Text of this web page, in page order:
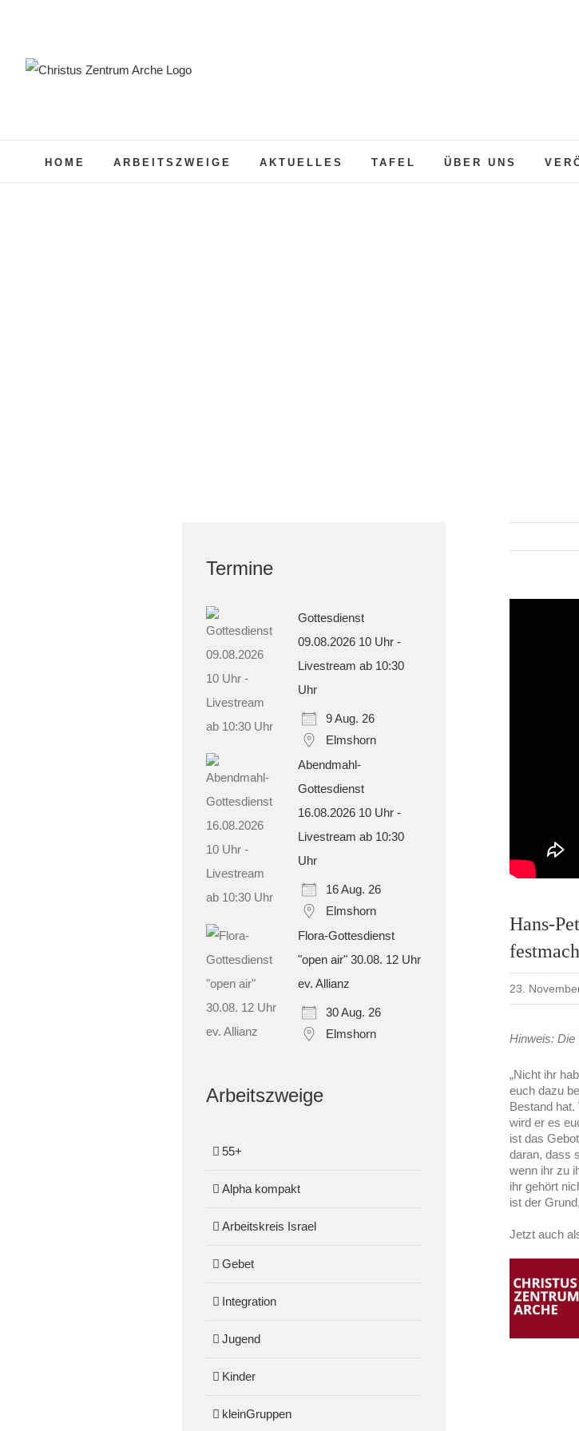
springen
HOME ARBEITSZWEIGE AKTUELLES TAFEL ÜBER UNS
Hans-
23.
Hinweis: Die
„Nicht ihr
euch dazu
Bestand
wird er es
ist das
daran, dass
wenn ihr zu
ihr gehört
ist der
Jetzt auch
Termine
Gottesdienst
09.08.2026 10 Uhr -
Livestream ab 10:30
Uhr
9 Aug. 26
Elmshorn
Abendmahl-
Gottesdienst
16.08.2026 10 Uhr -
Livestream ab 10:30
Uhr
16 Aug. 26
Elmshorn
Flora-Gottesdienst
"open air" 30.08. 12 Uhr
ev. Allianz
30 Aug. 26
Elmshorn
Arbeitszweige
55+
Alpha kompakt
Arbeitskreis Israel
Gebet
Integration
Jugend
Kinder
kleinGruppen